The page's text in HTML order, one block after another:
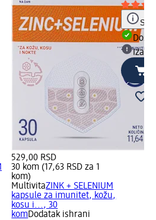
529,00 RSD
30 kom (17,63 RSD za 1
kom)
MultivitaZINK + SELENIUM
kapsule za imunitet, kožu,
kosu i..., 30
komDodatak ishrani